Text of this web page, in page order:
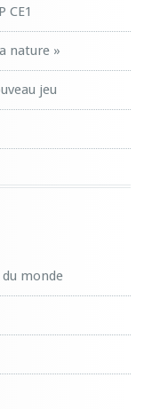
CE1
nature »
jeu
monde